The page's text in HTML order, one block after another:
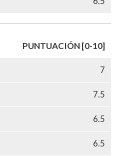
PUNTUACIÓN [0-10]
7
7.5
6.5
6.5